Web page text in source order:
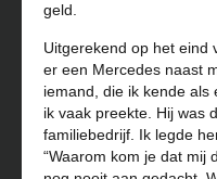
geld.
Uitgerekend op het eind
er een Mercedes naast
iemand, die ik kende
ik vaak preekte. Hij was
familiebedrijf. Ik legde
“Waarom kom je dat mij